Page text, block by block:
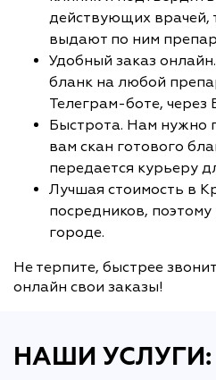
действующих врачей,
выдают по ним
Удобный заказ
бланк на любой
Телеграм-боте, через
Быстрота. Нам нужно
вам скан готового
передается курьеру
Лучшая стоимость в
посредников,
городе.
Не терпите, быстрее
онлайн свои заказы!
НАШИ УСЛУГИ: